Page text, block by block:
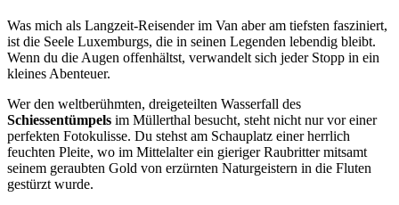
Was mich als Langzeit-Reisender im Van aber am tiefsten fasziniert,
ist die Seele Luxemburgs, die in seinen Legenden lebendig bleibt.
Wenn du die Augen offenhältst, verwandelt sich jeder Stopp in ein
kleines Abenteuer.
Wer den weltberühmten, dreigeteilten Wasserfall des
Schiessentümpels im Müllerthal besucht, steht nicht nur vor einer
perfekten Fotokulisse. Du stehst am Schauplatz einer herrlich
feuchten Pleite, wo im Mittelalter ein gieriger Raubritter mitsamt
seinem geraubten Gold von erzürnten Naturgeistern in die Fluten
gestürzt wurde.